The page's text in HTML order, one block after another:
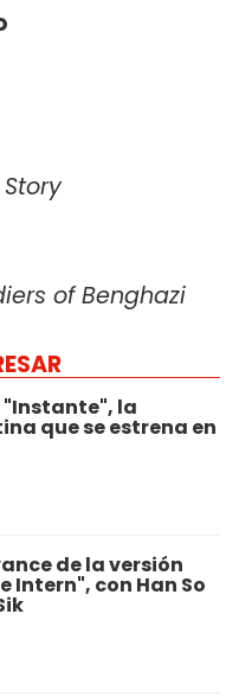
of Benghazi
"Instante", la
que se estrena en
de la versión
Intern", con Han So